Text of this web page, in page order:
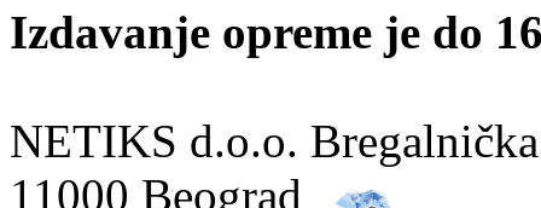
Izdavanje opreme je do
NETIKS d.o.o.
11000 Beograd